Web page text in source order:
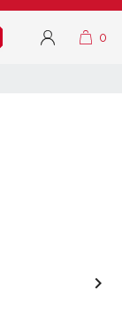
